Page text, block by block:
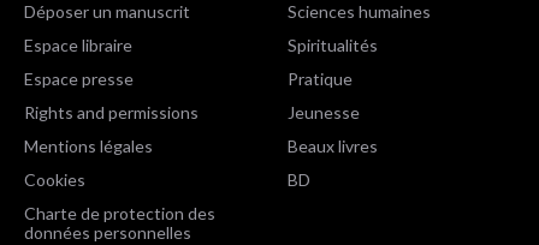
Déposer un manuscrit
Espace libraire
Espace presse
Rights and permissions
Mentions légales
Cookies
Charte de protection des
données personnelles
Sciences humaines
Spiritualités
Pratique
Jeunesse
Beaux livres
BD